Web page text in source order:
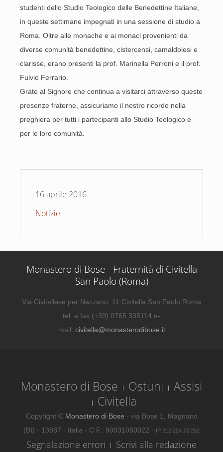
studenti dello Studio Teologico delle Benedettine Italiane,
in queste settimane impegnati in una sessione di studio a
Roma. Oltre alle monache e ai monaci provenienti da
diverse comunità benedettine, cistercensi, camaldolesi e
clarisse, erano presenti la prof. Marinella Perroni e il prof.
Fulvio Ferrario.
Grate al Signore che continua a visitarci attraverso queste
presenze fraterne, assicuriamo il nostro ricordo nella
preghiera per tutti i partecipanti allo Studio Teologico e
per le loro comunità.
16 aprile 2016
Notizie
Monastero di Bose - Fraternità di Civitella
San Paolo (Roma)
Via Civitellese per Nazzano, 11 Civitella San Paolo Roma
tel. e fax (+39) 0765 335114 e-
mail: civitella@monasterodibose.it
Monastero di Bose Ostuni
Assisi
Civitella
Copyright © Monastero di Bose - via Bose 1, Magnano
(BI) - 13887 - Italia - C.F.: 90031080022 - IP 212.224.76.252
Segnalazione errori
Scrivi alla redazione